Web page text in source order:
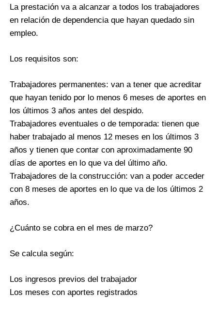
La prestación va a alcanzar a todos los trabajadores
en relación de dependencia que hayan quedado sin
empleo.
Los requisitos son:
Trabajadores permanentes: van a tener que acreditar
que hayan tenido por lo menos 6 meses de aportes en
los últimos 3 años antes del despido.
Trabajadores eventuales o de temporada: tienen que
haber trabajado al menos 12 meses en los últimos 3
años y tienen que contar con aproximadamente 90
días de aportes en lo que va del último año.
Trabajadores de la construcción: van a poder acceder
con 8 meses de aportes en lo que va de los últimos 2
años.
¿Cuánto se cobra en el mes de marzo?
Se calcula según:
Los ingresos previos del trabajador
Los meses con aportes registrados